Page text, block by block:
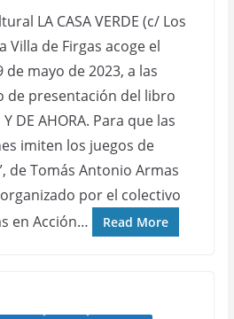
LA CASA VERDE (c/ Los
Villa de Firgas acoge el
mayo de 2023, a las
de presentación del libro
Y DE AHORA. Para que las
imiten los juegos de
de Tomás Antonio Armas
por el colectivo
en Acción…
Read More